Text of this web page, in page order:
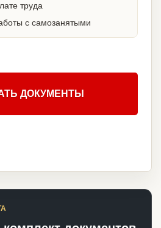
труда
с самозанятыми
ДОКУМЕНТЫ